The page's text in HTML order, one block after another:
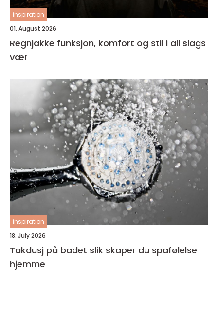
inspiration
01. August 2026
Regnjakke funksjon, komfort og stil i all slags
vær
inspiration
18. July 2026
Takdusj på badet slik skaper du spafølelse
hjemme